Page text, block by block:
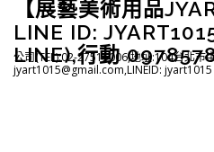
【展藝美術用品
LINE ID:
LINE),行動
公司(TEL):02-27515006,地址:104台北市
jyart1015@gmail.com,LINEID: jyart1015